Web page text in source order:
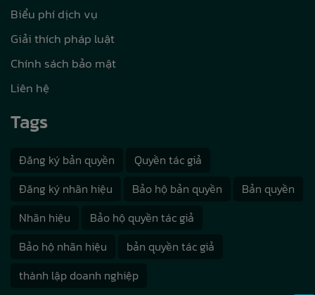
Biểu phí dịch vụ
Giải thích pháp luật
Chính sách bảo mật
Liên hệ
Tags
Đăng ký bản quyền
Quyền tác giả
Đăng ký nhãn hiệu
Bảo hộ bản quyền
Bản quyền
Nhãn hiệu
Bảo hộ quyền tác giả
Bảo hộ nhãn hiệu
bản quyền tác giả
thành lập doanh nghiệp